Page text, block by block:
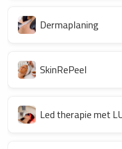
Dermaplaning
SkinRePeel
Led therapie met